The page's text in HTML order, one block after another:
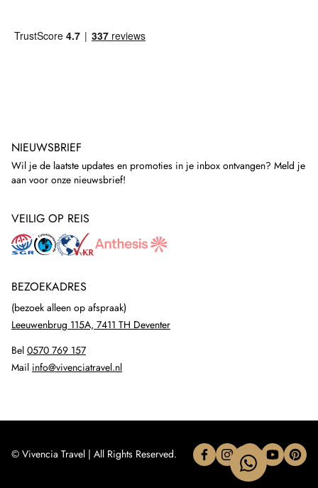
NIEUWSBRIEF
Wil je de laatste updates en promoties in je inbox ontvangen? Meld je
aan voor onze nieuwsbrief!
VEILIG OP REIS
BEZOEKADRES
(bezoek alleen op afspraak)
Leeuwenbrug 115A, 7411 TH Deventer
Bel 0570 769 157
Mail info@vivenciatravel.nl
© Vivencia Travel | All Rights Reserved.